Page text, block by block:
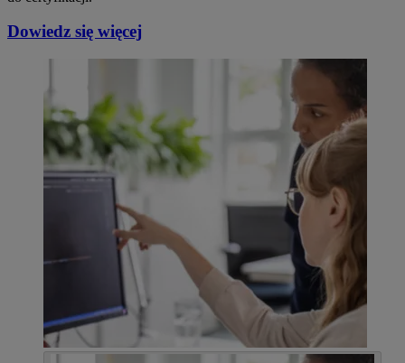
Dowiedz się więcej